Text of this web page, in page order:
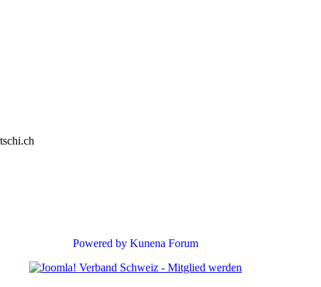
Powered by Kunena Forum